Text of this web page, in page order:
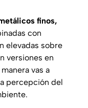
finos,
con
elevadas sobre
versiones en
vas a
percepción del